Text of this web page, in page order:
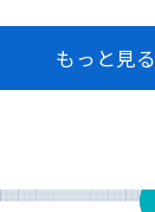
もっと見る